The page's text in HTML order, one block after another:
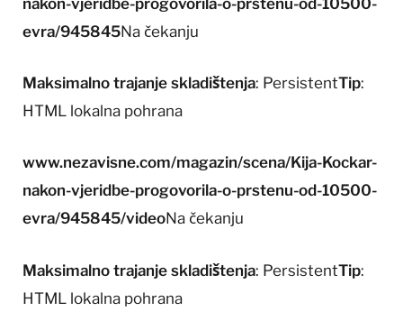
nakon-vjeridbe-progovorila-o-prstenu-od-10500-
evra/945845Na čekanju
Maksimalno trajanje skladištenja: PersistentTip:
HTML lokalna pohrana
www.nezavisne.com/magazin/scena/Kija-Kockar-
nakon-vjeridbe-progovorila-o-prstenu-od-10500-
evra/945845/videoNa čekanju
Maksimalno trajanje skladištenja: PersistentTip:
HTML lokalna pohrana